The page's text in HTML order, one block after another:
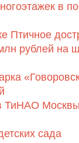
в
Птичное
рублей на
Москвы
сада